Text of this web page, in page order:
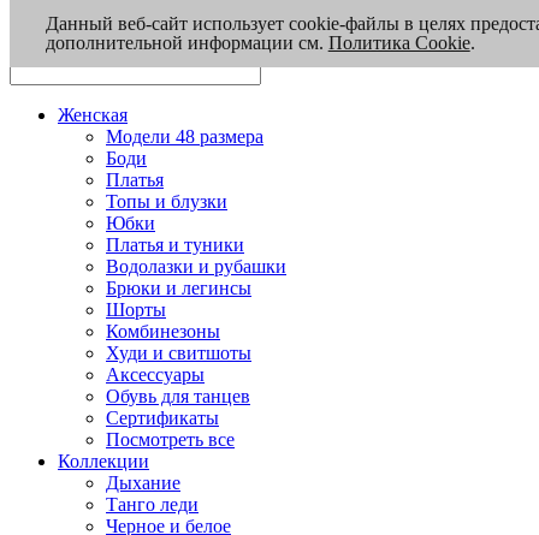
Женская
Модели 48 размера
Боди
Платья
Топы и блузки
Юбки
Платья и туники
Водолазки и рубашки
Брюки и легинсы
Шорты
Комбинезоны
Худи и свитшоты
Аксессуары
Обувь для танцев
Сертификаты
Посмотреть все
Коллекции
Дыхание
Танго леди
Черное и белое
Данный веб-сайт использует cookie-файлы в целях
дополнительной информации см. Политика Cookie.